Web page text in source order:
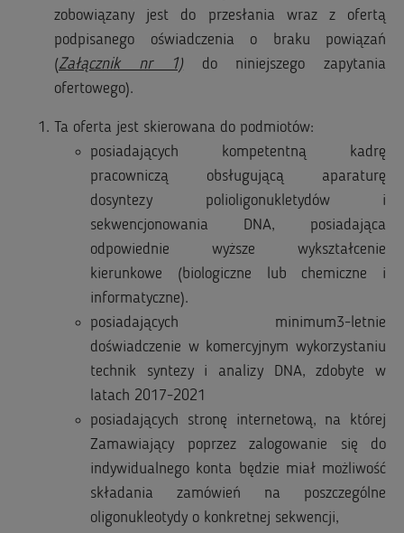
zobowiązany jest do przesłania wraz z ofertą
podpisanego oświadczenia o braku powiązań
(Załącznik nr 1) do niniejszego zapytania
ofertowego).
Ta oferta jest skierowana do podmiotów:
posiadających kompetentną kadrę
pracowniczą obsługującą aparaturę
dosyntezy polioligonukletydów i
sekwencjonowania DNA, posiadająca
odpowiednie wyższe wykształcenie
kierunkowe (biologiczne lub chemiczne i
informatyczne).
posiadających minimum3-letnie
doświadczenie w komercyjnym wykorzystaniu
technik syntezy i analizy DNA, zdobyte w
latach 2017-2021
posiadających stronę internetową, na której
Zamawiający poprzez zalogowanie się do
indywidualnego konta będzie miał możliwość
składania zamówień na poszczególne
oligonukleotydy o konkretnej sekwencji,